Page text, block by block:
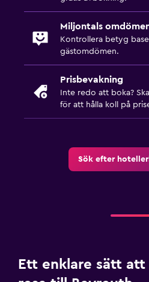
Miljontals
Kontrollera betyg
gästomdömen.
Prisbevakning
Inte redo att boka?
för att hålla koll på
Sök efter
Ett enklare sätt